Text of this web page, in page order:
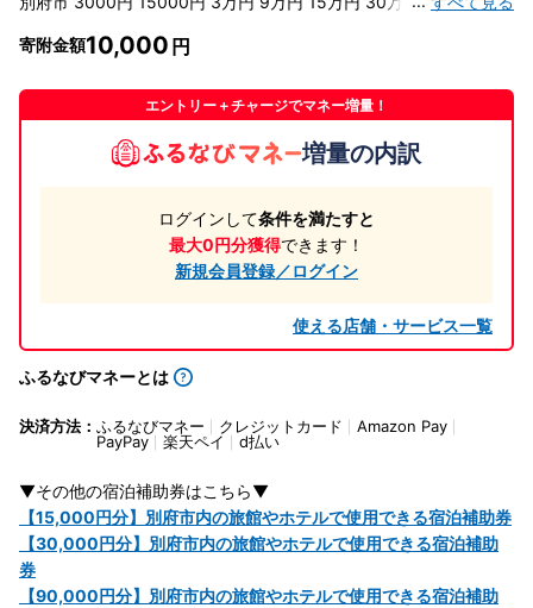
り 別府温泉 別府観光 地獄めぐり 旅 おすすめ 人気 体験型 節約
寄附金額10,000
エントリー＋チャージでマネー増量！
増量の内訳
ログインして条件を満たすと
最大0円分獲得できます！
新規会員登録／ログイン
使える店舗・サービス一覧
ふるなびマネーとは
決済方法： ふるなびマネー クレジットカード
Amazon Pay
PayPay
楽天ペイ d払い
▼その他の宿泊補助券はこちら▼
【15,000円分】別府市内の旅館やホテルで使用できる宿泊補助券
【30,000円分】別府市内の旅館やホテルで使用できる宿泊補助
券
【90,000円分】別府市内の旅館やホテルで使用できる宿泊補助